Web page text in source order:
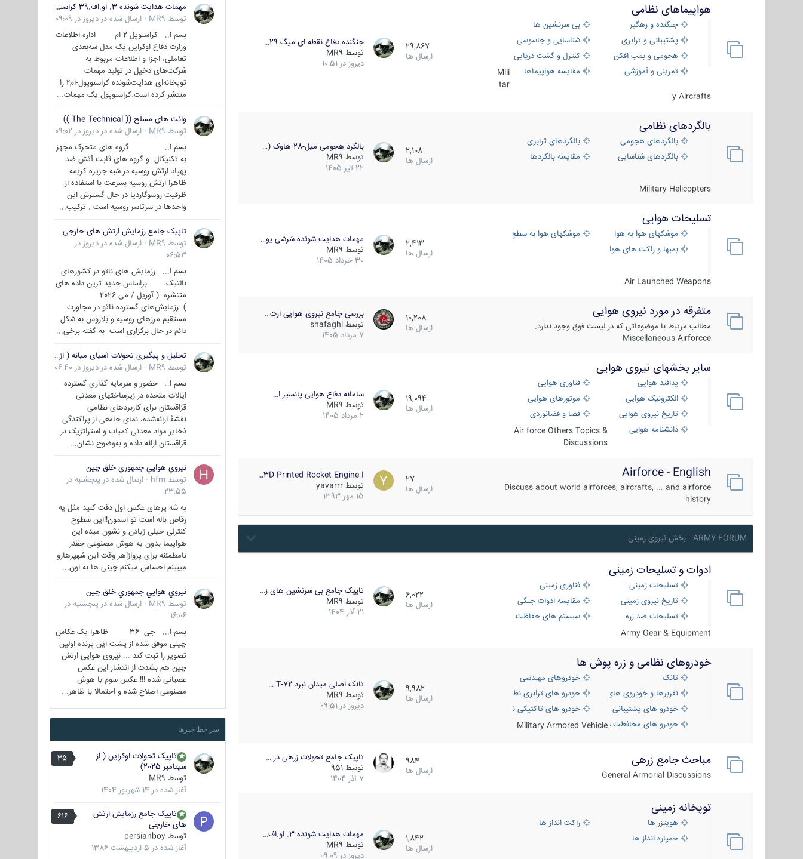
هواپیماهای نظامی
جنگنده و رهگیر
بی سرنشین ها
پشتیبانی و ترابری
شناسایی و جاسوسی
هجومی و بمب افکن
کنترل و گشت دریایی
تمرینی و آموزشی
مقایسه هواپیماها
Mili
tar
y Aircrafts
29,867
ارسال ها
جنگنده دفاع نقطه ای میگ-29…
توسط MR9
دیروز در 10:51
بالگردهای نظامی
بالگردهای هجومی
بالگردهای ترابری
بالگردهای شناسایی
مقایسه بالگردها
Military Helicopters
2,108
ارسال ها
بالگرد هجومی میل-28 هاوک (…
توسط MR9
22 تیر 1405
تسلیحات هوایی
موشکهای هوا به هوا
موشکهای هوا به سطح
بمبها و راکت های هوایی
Air Launched Weapons
2,413
ارسال ها
مهمات هدایت شونده سُرشی یو…
توسط MR9
30 خرداد 1405
متفرقه در مورد نیروی هوایی
مطالب مرتبط با موضوعاتی که در لیست فوق وجود ندارد.
Miscellaneous Airforcce
10,208
ارسال ها
بررسی جامع نیروی هوایی ارت…
توسط shafaghi
7 مرداد 1405
سایر بخشهای نیروی هوایی
پدافند هوایی
فناوری هوایی
الکترونیک هوایی
موتورهای هوایی
تاریخ نیروی هوایی
فضا و فضانوردی
دانشنامه هوایی
Air force Others Topics &
Discussions
19,094
ارسال ها
سامانه دفاع هوایی پانسیر ا…
توسط MR9
2 مرداد 1405
Airforce - English
Discuss about world airforces, aircrafts, ... and airforce
history
27
ارسال ها
3D Printed Rocket Engine I…
توسط yavarrr
15 مهر 1393
ARMY FORUM - بخش نیروی زمینی
ادوات و تسلیحات زمینی
تسلیحات زمینی
فناوری زمینی
تاریخ نیروی زمینی
مقایسه ادوات جنگی
تسلیحات ضد زره
سیستم های حفاظت فعال
Army Gear & Equipment
6,022
ارسال ها
تاپیک جامع بی سرنشین های ز…
توسط MR9
21 آذر 1404
خودروهای نظامی و زره پوش ها
تانک
خودروهای مهندسی
نفربرها و خودروی های رزمی پیاده نظامخودرو های ترابری نظامی
خودرو های پشتیبانی آتش ، شناسایی و ضد تانک
خودرو های تاکتیکی نظامی
خودرو های محافظت شدهMilitary Armored Vehicle
9,982
ارسال ها
تانک اصلی میدان نبرد T-72 …
توسط MR9
دیروز در 09:51
مباحث جامع زرهی
General Armorial Discussions
984
ارسال ها
تاپیک جامع تحولات زرهی در …
توسط 951
7 آذر 1404
توپخانه زمینی
هویتزر ها
راکت انداز ها
خمپاره انداز ها
1,842
ارسال ها
مهمات هدایت شونده 3. او.اف…
توسط MR9
دیروز در 09:09
مهمات هدایت شونده 3. او.اف.39 کراسنوپل/بصیر( Krasnopol 3OF39 )
توسط MR9
· ارسال شده در دیروز در 09:09
بسم ا.. کراسنوپل 2 ام اداره اطلاعات
وزارت دفاع اوکراین یک مدل سه‌بعدی
تعاملی، اجزا و اطلاعات مربوط به
شرکت‌های دخیل در تولید مهمات
توپخانه‌ای هدایت‌شونده کراسنوپول-ام۲ را
منتشر کرده است.کراسنوپول یک مهمات...
وانت های مسلح (( The Technical ))
توسط MR9
· ارسال شده در دیروز در 09:02
بسم ا.. گروه های متحرک مجهز
به تکنیکال و گروه های ثابت آتش ضد
پهپاد ارتش روسیه در شبه جزیره کریمه
ظاهرا ارتش روسیه بسرعت با استفاده از
ظرفیت روسوگاردیا در حال گسترش این
واحدها در سرتاسر روسیه است . ترکیب...
تاپیک جامع رزمایش ارتش های خارجی
توسط MR9
· ارسال شده در دیروز در
06:53
بسم ا... رزمایش های ناتو در کشورهای
بالتیک براساس جدید ترین داده های
منتشره ( آوریل / می 2026
) رزمایش‌های گسترده ناتو در مجاورت
مستقیم مرزهای روسیه و بلاروس به شکل
دائم در حال برگزاری است به گفته برخی...
تحلیل و پیگیری تحولات آسیای میانه ( ازبکستان، تاجیکستان، ترکمنستان، قزاقستان و قرقیزستان )
توسط MR9
· ارسال شده در دیروز در 06:40
بسم ا.. حضور و سرمایه گذاری گسترده
ایالات متحده در زیرساختهای معدنی
قزاقستان برای کاربردهای نظامی
نقشهٔ ارائه‌شده، نمای جامعی از پراکندگی
ذخایر مواد معدنی کمیاب و استراتژیک در
قزاقستان ارائه داده و به‌وضوح نشان...
نيروي هوايي جمهوري خلق چين
توسط hfm
· ارسال شده در پنجشنبه در
23:55
به شه پرهای عکس اول دقت کنید مثل یه
رقاص باله است تو اسمون!!این سطوح
کنترلی خیلی زیادن و نشون میده این
هواپیما بدون یه هوش مصنوعی جقدر
نامطمئنه برای پرواز!هر وقت این شهپرهارو
میبینم احساس میکنم چینی ها به اون...
نيروي هوايي جمهوري خلق چين
توسط MR9
· ارسال شده در پنجشنبه در
16:06
بسم ا... جی -36 ظاهرا یک عکاس
چینی موفق شده از پشت این پرنده اولین
تصویر را ثبت کند ... نیروی هوایی ارتش
چین هم بشدت از انتشار این عکس
عصبانی شده !!! عکس سوم با هوش
مصنوعی اصلاح شده و احتمالا با ظاهر...
سر خط خبرها
35
تاپیک تحولات اوکراین ( از
سپتامبر 2025)
توسط MR9
آغاز شده در 14 شهریور 1404
616
تاپیک جامع رزمایش ارتش
های خارجی
توسط persianboy
آغاز شده در 5 اردیبهشت 1386